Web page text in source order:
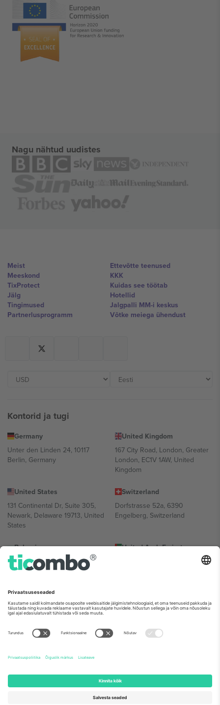
Nagu nähtud uudistes
Meist
Meeskond
TixProtect
Jälg
Tingimused
Partnerlusprogramm
Ettevõtte teenused
KKK
Kuidas see töötab
Hotellid
Jalgpalli MM-i keskus
Võtke meiega ühendust
Kontorid ja tugi
Germany
Unter den Linden 24, 10117
Berlin, Germany
United Kingdom
167 City Road, London, Greater
London, EC1V 1AW, United
Kingdom
United States
131 Continental Dr, Suite 305,
Newark, Delaware 19713, United
States
Switzerland
Dorfstrasse 52a, 6390
Engelberg, Switzerland
Bulgaria
Regus Sofia City West, bul
Totleben 53-55, 1606 Sofia,
United Arab Emirates
UAE Dubai Silicon Oasis, DDP
Mexico
Av Chapultepec 360, Roma
Norte, Cuauhtémoc, 06700
Ciudad de México, CDMX,
sündmusest ja/või domeenist. Detailide jaoks vaata konkreetse
sündmuse lehte, impressumit ja tingimusi.,
2026 Ticombo. Kõik õigused kaitstud.